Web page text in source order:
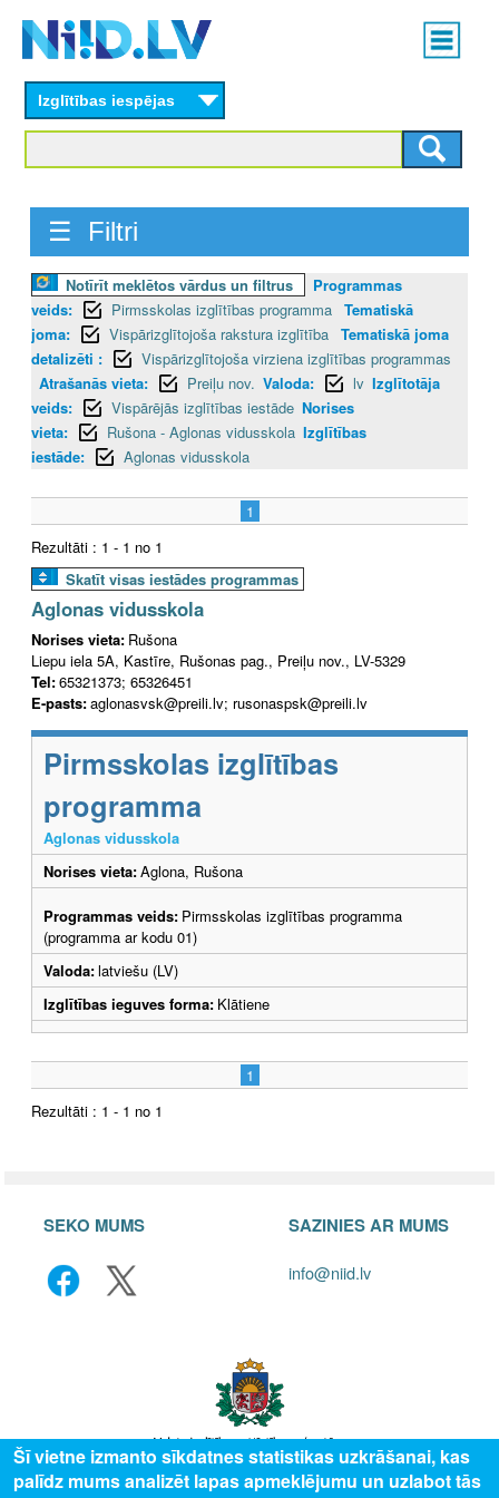
content
Main
menu
Izglītības iespējas
☰ Filtri
Notīrīt meklētos vārdus un filtrus
Programmas
veids:
Pirmsskolas izglītības programma Tematiskā
joma:
Vispārizglītojoša rakstura izglītība Tematiskā joma
detalizēti :
Vispārizglītojoša virziena izglītības programmas
Atrašanās vieta:
Preiļu nov. Valoda: lv Izglītotāja
veids:
Vispārējās izglītības iestāde Norises
vieta:
Rušona - Aglonas vidusskola Izglītības
iestāde:
Aglonas vidusskola
1
Rezultāti : 1 - 1 no 1
Skatīt visas iestādes programmas
Aglonas vidusskola
Norises vieta: Rušona
Liepu iela 5A, Kastīre, Rušonas pag., Preiļu nov., LV-5329
Tel:65321373; 65326451
E-pasts:aglonasvsk@preili.lv; rusonaspsk@preili.lv
Pirmsskolas izglītības
programma
Aglonas vidusskola
Norises vieta:Aglona, Rušona
Programmas veids: Pirmsskolas izglītības programma
(programma ar kodu 01)
Valoda:latviešu (LV)
Izglītības ieguves forma: Klātiene
1
Rezultāti : 1 - 1 no 1
SEKO MUMS SAZINIES AR MUMS
info@niid.lv
Šī vietne izmanto sīkdatnes statistikas uzkrāšanai, kas
palīdz mums analizēt lapas apmeklējumu un uzlabot tās